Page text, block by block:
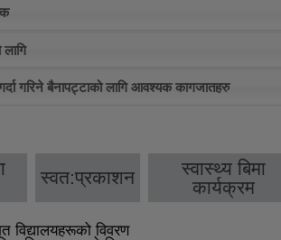
लागि
गरिने बैनापट्टाको लागि आवश्यक कागजातहरु
स्वत:प्रकाशन
स्वास्थ्य बिमा
कार्यक्रम
विद्यालयहरूको विवरण